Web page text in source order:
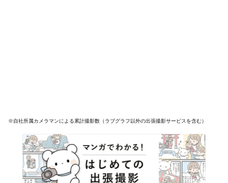
※自社所属カメラマンによる累計撮影数（ラブグラフ以外の出張撮影サービスを含む）